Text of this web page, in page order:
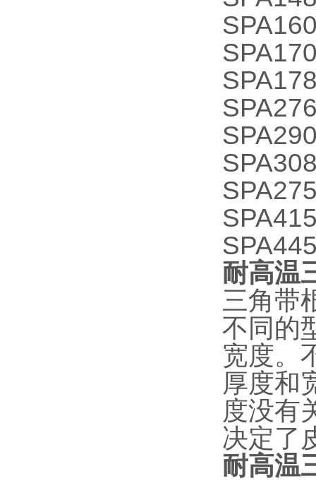
耐高温
三角带
不同的
宽度。
厚度和
度没有
决定了
耐高温